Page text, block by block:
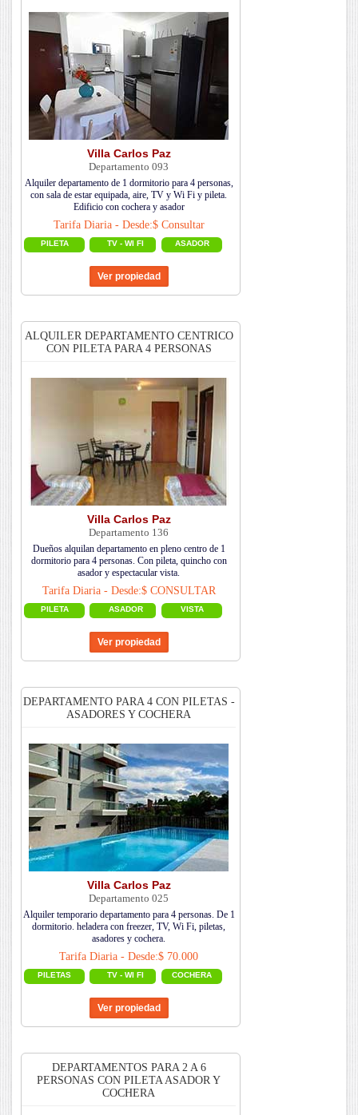
Villa Carlos Paz
Departamento 093
Alquiler departamento de 1 dormitorio para 4 personas,
con sala de estar equipada, aire, TV y Wi Fi y pileta.
Edificio con cochera y asador
Tarifa Diaria - Desde:$ Consultar
PILETA TV - WI FI ASADOR
ALQUILER DEPARTAMENTO CENTRICO
CON PILETA PARA 4 PERSONAS
Villa Carlos Paz
Departamento 136
Dueños alquilan departamento en pleno centro de 1
dormitorio para 4 personas. Con pileta, quincho con
asador y espectacular vista.
Tarifa Diaria - Desde:$ CONSULTAR
PILETA ASADOR VISTA
DEPARTAMENTO PARA 4 CON PILETAS -
ASADORES Y COCHERA
Villa Carlos Paz
Departamento 025
Alquiler temporario departamento para 4 personas. De 1
dormitorio. heladera con freezer, TV, Wi Fi, piletas,
asadores y cochera.
Tarifa Diaria - Desde:$ 70.000
PILETAS TV - WI FI COCHERA
DEPARTAMENTOS PARA 2 A 6
PERSONAS CON PILETA ASADOR Y
COCHERA